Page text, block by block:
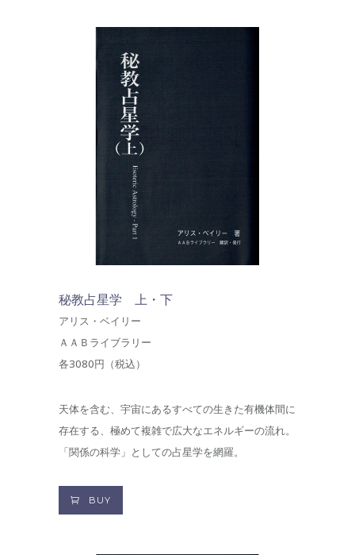
秘教占星学 上・下
アリス・ベイリー
ＡＡＢライブラリー
各3080円（税込）
天体を含む、宇宙にあるすべての生きた有機体間に
存在する、極めて複雑で広大なエネルギーの流れ。
「関係の科学」としての占星学を網羅。
BUY